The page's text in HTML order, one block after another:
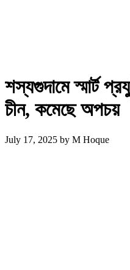
শস্যগুদামে স্মার্ট
চীন, কমেছে অপচয়
July 17, 2025 by M Hoque